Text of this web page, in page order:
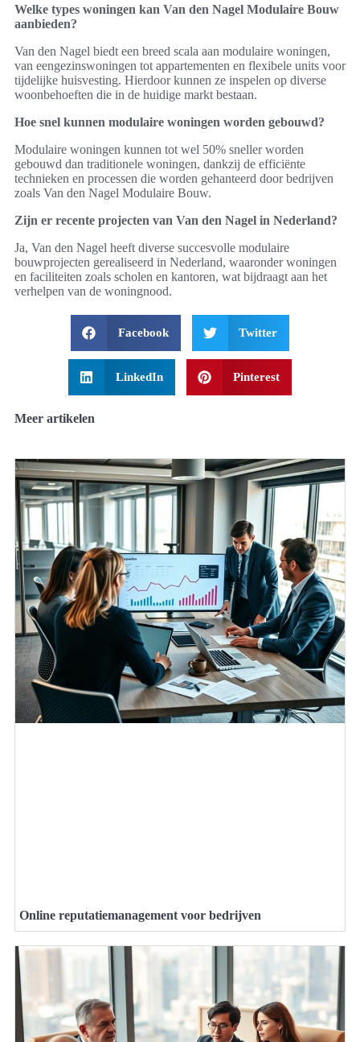
Welke types woningen kan Van den Nagel Modulaire Bouw
aanbieden?
Van den Nagel biedt een breed scala aan modulaire woningen,
van eengezinswoningen tot appartementen en flexibele units voor
tijdelijke huisvesting. Hierdoor kunnen ze inspelen op diverse
woonbehoeften die in de huidige markt bestaan.
Hoe snel kunnen modulaire woningen worden gebouwd?
Modulaire woningen kunnen tot wel 50% sneller worden
gebouwd dan traditionele woningen, dankzij de efficiënte
technieken en processen die worden gehanteerd door bedrijven
zoals Van den Nagel Modulaire Bouw.
Zijn er recente projecten van Van den Nagel in Nederland?
Ja, Van den Nagel heeft diverse succesvolle modulaire
bouwprojecten gerealiseerd in Nederland, waaronder woningen
en faciliteiten zoals scholen en kantoren, wat bijdraagt aan het
verhelpen van de woningnood.
Facebook Twitter
LinkedIn Pinterest
Meer artikelen
Online reputatiemanagement voor bedrijven